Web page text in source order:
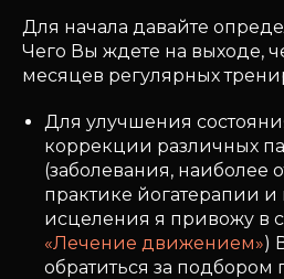
Для начала давайте
Чего Вы ждете на выходе,
месяцев регулярных
Для улучшения
коррекции различных
(заболевания, наиболее
практике йогатерапии и
исцеления я привожу в
«Лечение движением»)
обратиться за подбором